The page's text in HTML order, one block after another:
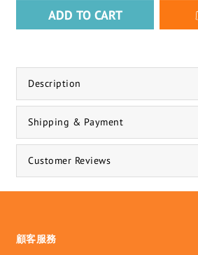
ADD TO CART
Description
Shipping & Payment
Customer Reviews
顧客服務